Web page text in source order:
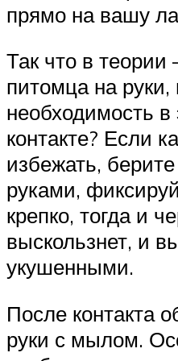
прямо на вашу
Так что в
питомца на руки,
необходимость в
контакте? Если
избежать,
руками,
крепко, тогда и
выскользнет, и
укушенными.
После контакта
руки с мылом.